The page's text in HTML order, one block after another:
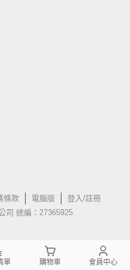
條款 電腦版
登入/註冊
司 統編：27365925
單 購物車 會員中心